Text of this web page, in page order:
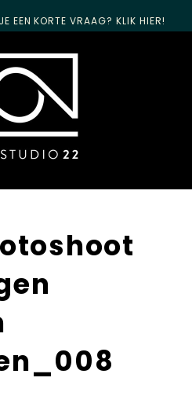
EEN KORTE VRAAG? KLIK HIER!